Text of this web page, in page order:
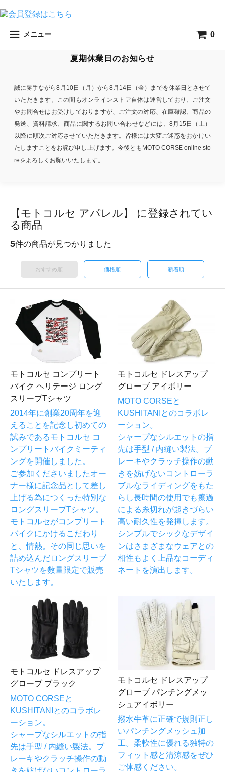
メニュー 0
夏期休業日のお知らせ
誠に勝手ながら8月10日（月）から8月14日（金）までを休業日とさせて
いただきます。この間もオンラインストア自体は運営しており、ご注文
やお問合せはお受けしておりますが、ご注文の対応、在庫確認、商品の
発送、資料請求、商品に関するお問い合わせなどには、8月15日（土）
以降に順次ご対応させていただきます。皆様には大変ご迷惑をおかけい
たしますことをお詫び申し上げます。今後ともMOTO CORSE online sto
reをよろしくお願いいたします。
【モトコルセ アパレル】 に登録されてい
る商品
5件の商品が見つかりました
おすすめ順 価格順 新着順
モトコルセ コンプリート
バイク ヘリテージ ロング
スリーブTシャツ
2014年に創業20周年を迎
えることを記念し初めての
試みであるモトコルセ コ
ンプリートバイクミーティ
ングを開催しました。
ご参加くださいましたオー
ナー様に記念品として差し
上げる為につくった特別な
ロングスリーブTシャツ。
モトコルセがコンプリート
バイクにかけるこだわり
と、情熱。その同じ思いを
詰め込んだロングスリーブ
Tシャツを数量限定で販売
いたします。
モトコルセ ドレスアップ
グローブ アイボリー
MOTO CORSEと
KUSHITANIとのコラボレ
ーション。
シャープなシルエットの指
先は手型 / 内縫い製法。ブ
レーキやクラッチ操作の動
きを妨げないコントローラ
ブルなライディングをもた
らし長時間の使用でも擦過
による糸切れが起きづらい
高い耐久性を発揮します。
シンプルでシックなデザイ
ンはさまざまなウェアとの
相性もよく上品なコーディ
ネートを演出します。
モトコルセ ドレスアップ
グローブ ブラック
MOTO CORSEと
KUSHITANIとのコラボレ
ーション。
シャープなシルエットの指
先は手型 / 内縫い製法。ブ
レーキやクラッチ操作の動
モトコルセ ドレスアップ
グローブ パンチングメッ
シュアイボリー
撥水牛革に正確で規則正し
いパンチングメッシュ加
工。柔軟性に優れる独特の
フィット感と清涼感をぜひ
ご体感ください。